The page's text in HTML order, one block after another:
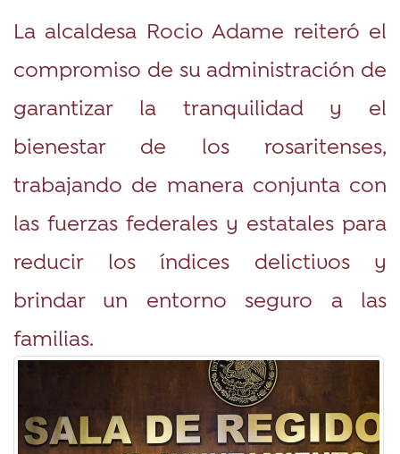
La alcaldesa Rocio Adame reiteró el
compromiso de su administración de
garantizar la tranquilidad y el
bienestar de los rosaritenses,
trabajando de manera conjunta con
las fuerzas federales y estatales para
reducir los índices delictivos y
brindar un entorno seguro a las
familias.